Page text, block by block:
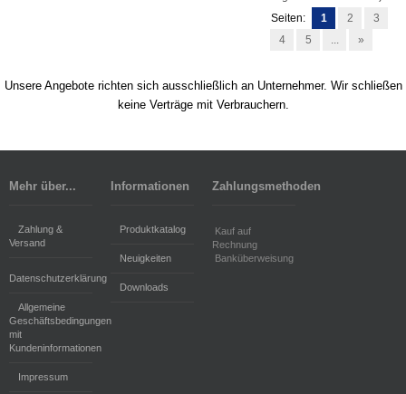
Seiten:
1 2
3
4
5 ... »
Unsere Angebote richten sich ausschließlich an Unternehmer. Wir schließen
keine Verträge mit Verbrauchern.
Mehr über...
Zahlung &
Versand
Datenschutzerklärung
Allgemeine
Geschäftsbedingungen
mit
Kundeninformationen
Impressum
Informationen
Produktkatalog
Neuigkeiten
Downloads
Zahlungsmethoden
Kauf auf
Rechnung
Banküberweisung